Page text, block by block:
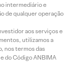
intermediário e
de qualquer operação
aos serviços e
utilizamos a
nos termos das
do Código ANBIMA